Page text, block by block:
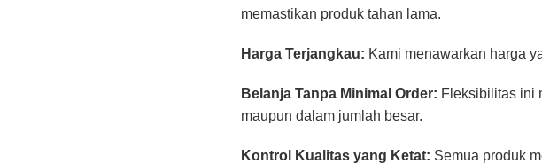
memastikan produk tahan lama.
Harga Terjangkau: Kami menawarkan harga
Belanja Tanpa Minimal Order: Fleksibilitas ini
maupun dalam jumlah besar.
Kontrol Kualitas yang Ketat: Semua produk